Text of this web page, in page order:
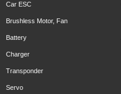
Car ESC
Brushless Motor, Fan
Battery
Charger
Transponder
Servo